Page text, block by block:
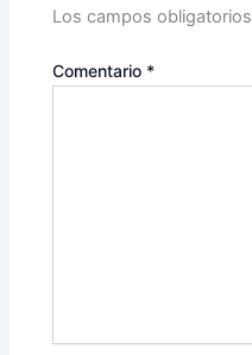
Los campos
Comentario *